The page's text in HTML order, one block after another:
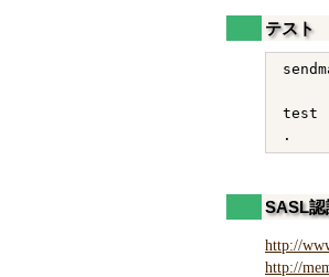
テスト
test
SASL
http://
http://